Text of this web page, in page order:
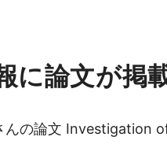
に論文が掲
んの論文